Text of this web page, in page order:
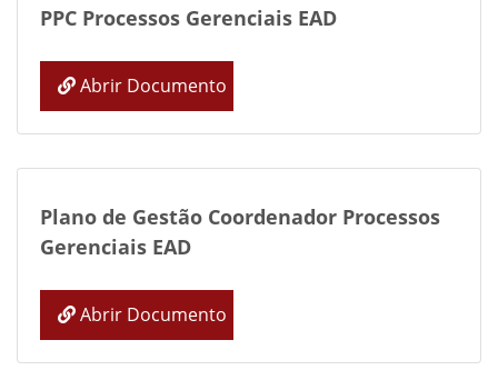
PPC Processos Gerenciais EAD
Abrir Documento
Plano de Gestão Coordenador Processos
Gerenciais EAD
Abrir Documento